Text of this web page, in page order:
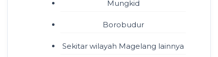
Mungkid
Borobudur
Sekitar wilayah Magelang lainnya